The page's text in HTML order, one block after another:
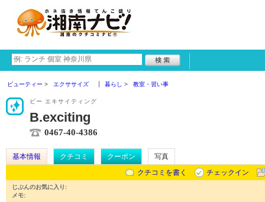
ビューティー エクササイズ 暮らし 教室・習い事
ビー エキサイティング
B.exciting
0467-40-4386
基本情報 クチコミ クーポン
写真
クチコミを書く
チェックイン
じぶんのお気に入り:
メモ: